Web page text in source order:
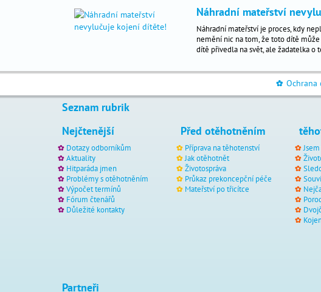
výživa
onemocnění
těhotenství
Náhradní mateřství
Náhradní mateřství je proces, kdy
nemění nic na tom, že toto dítě
dítě přivedla na svět, ale žadatelka o
_ Ochrana
Seznam rubrik
Nejčtenější
Dotazy odborníkům
Aktuality
Hitparáda jmen
Problémy s otěhotněním
Výpočet termínů
Fórum čtenářů
Důležité kontakty
Před otěhotněním
Příprava na těhotenství
Jak otěhotnět
Životospráva
Průkaz prekoncepční péče
Mateřství po třicítce
Partneři